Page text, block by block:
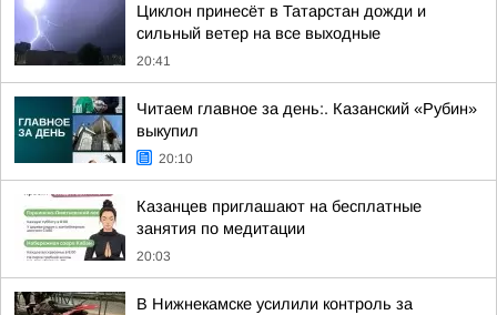
Циклон принесёт в Татарстан дожди и
сильный ветер на все выходные
20:41
Читаем главное за день:. Казанский «Рубин»
выкупил
20:10
Казанцев приглашают на бесплатные
занятия по медитации
20:03
В Нижнекамске усилили контроль за